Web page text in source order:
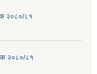
२०८०/८१
२०८०/८१